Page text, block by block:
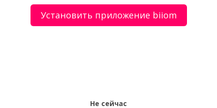
Рекомендательный сервис товаров и услуг.
Установить приложение biiom
Не сейчас